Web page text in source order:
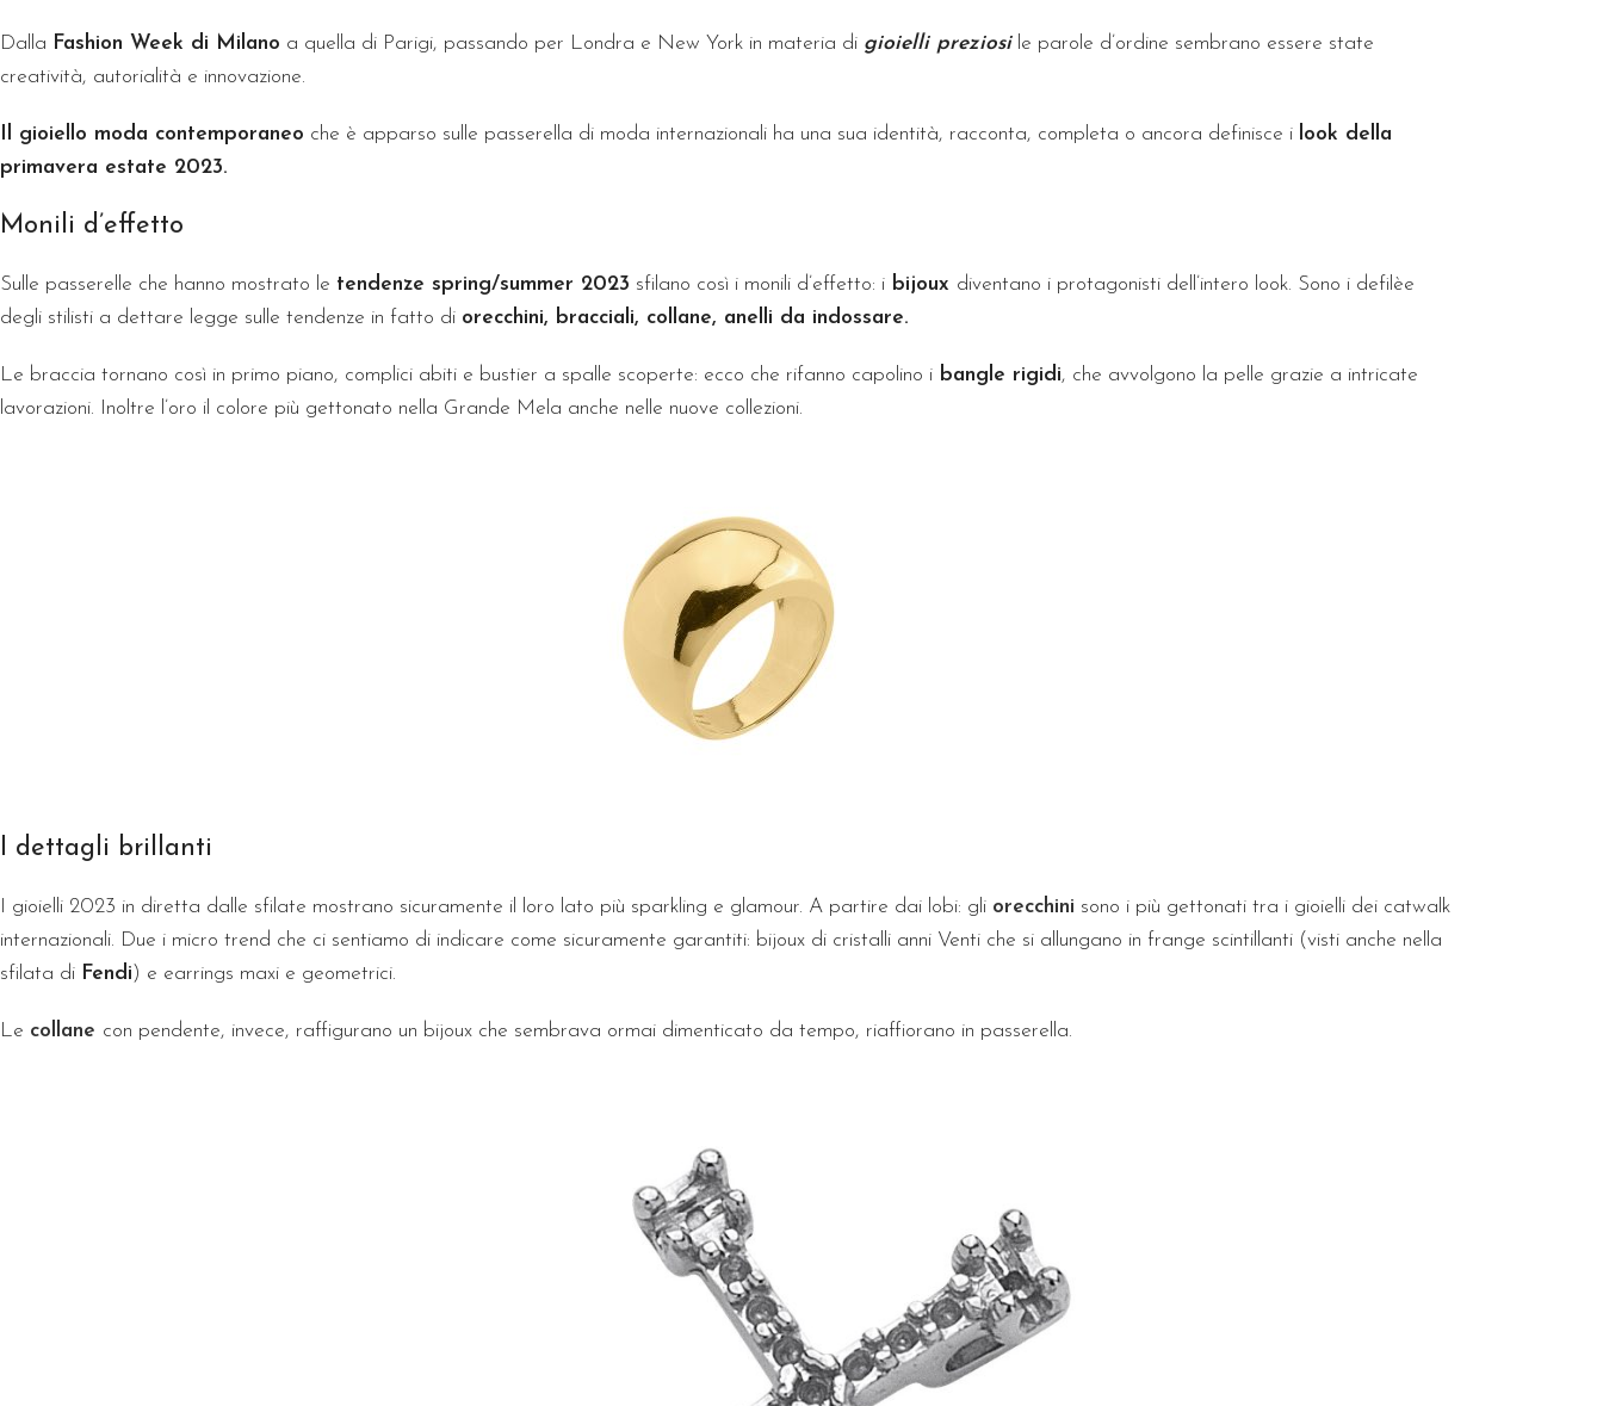
Dalla Fashion Week di Milano a quella di Parigi, passando per Londra e New York in materia di gioielli preziosi le parole d’ordine sembrano essere state
creatività, autorialità e innovazione.
Il gioiello moda contemporaneo che è apparso sulle passerella di moda internazionali ha una sua identità, racconta, completa o ancora definisce i look della
primavera estate 2023.
Monili d’effetto
Sulle passerelle che hanno mostrato le tendenze spring/summer 2023 sfilano così i monili d’effetto: i bijoux diventano i protagonisti dell’intero look. Sono i defilèe
degli stilisti a dettare legge sulle tendenze in fatto di orecchini, bracciali, collane, anelli da indossare.
Le braccia tornano così in primo piano, complici abiti e bustier a spalle scoperte: ecco che rifanno capolino i bangle rigidi, che avvolgono la pelle grazie a intricate
lavorazioni. Inoltre l’oro il colore più gettonato nella Grande Mela anche nelle nuove collezioni.
I dettagli brillanti
I gioielli 2023 in diretta dalle sfilate mostrano sicuramente il loro lato più sparkling e glamour. A partire dai lobi: gli orecchini sono i più gettonati tra i gioielli dei catwalk
internazionali. Due i micro trend che ci sentiamo di indicare come sicuramente garantiti: bijoux di cristalli anni Venti che si allungano in frange scintillanti (visti anche nella
sfilata di Fendi) e earrings maxi e geometrici.
Le collane con pendente, invece, raffigurano un bijoux che sembrava ormai dimenticato da tempo, riaffiorano in passerella.